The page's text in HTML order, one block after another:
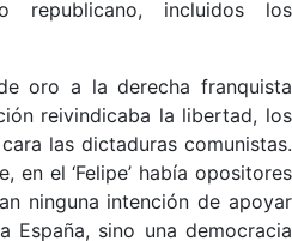
republicano, incluidos los
oro a la derecha franquista
reivindicaba la libertad, los
las dictaduras comunistas.
en el ‘Felipe’ había opositores
ninguna intención de apoyar
España, sino una democracia